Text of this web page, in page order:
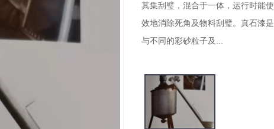
其集刮璧，混合于一体，运行时能
效地消除死角及物料刮璧。真石漆
与不同的彩砂粒子及...